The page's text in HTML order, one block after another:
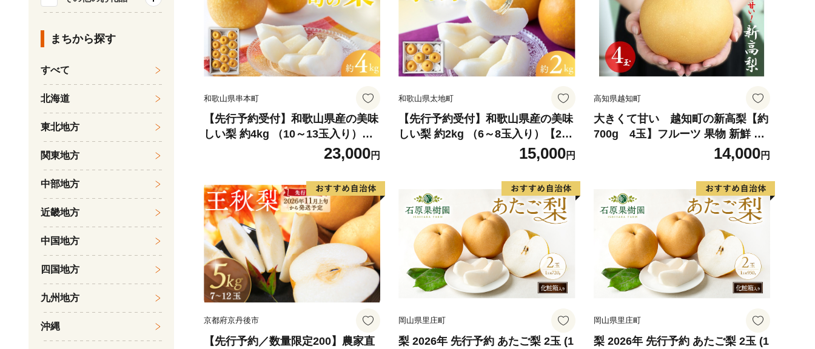
和歌山県串本町
【先行予約受付】和歌山県産の美味
しい梨 約4kg （10～13玉入り）【2
026年8月中旬頃から9月中旬頃に順
23,000円
和歌山県太地町
【先行予約受付】和歌山県産の美味
しい梨 約2kg （6～8玉入り）【202
6年8月中旬頃から9月中旬頃に順次
15,000円
高知県越知町
大きくて甘い 越知町の新高梨【約
700g 4玉】フルーツ 果物 新鮮 産
14,000円
京都府京丹後市
【先行予約／数量限定200】農家直
岡山県里庄町
梨 2026年 先行予約 あたご梨 2玉 (1
岡山県里庄町
梨 2026年 先行予約 あたご梨 2玉 (1
まちから探す
すべて
北海道
東北地方
関東地方
中部地方
近畿地方
中国地方
四国地方
九州地方
沖縄